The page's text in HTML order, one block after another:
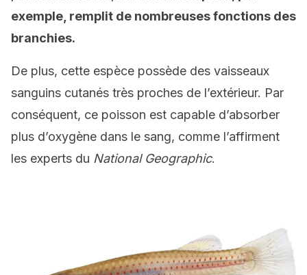
exemple, remplit de nombreuses fonctions des
branchies.
De plus, cette espèce possède des vaisseaux
sanguins cutanés très proches de l’extérieur. Par
conséquent, ce poisson est capable d’absorber
plus d’oxygène dans le sang, comme l’affirment
les experts du National Geographic.